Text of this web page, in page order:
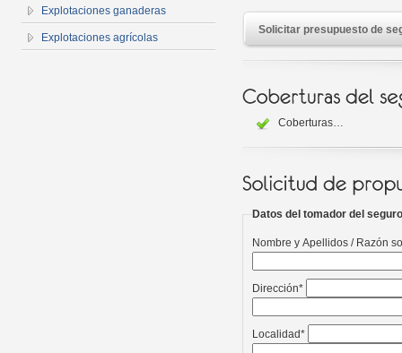
Solicitar presupuesto de
Coberturas…
Datos del tomador del seguro
Nombre y Apellidos / Razón
Dirección*
Localidad*
Explotaciones ganaderas
Explotaciones agrícolas